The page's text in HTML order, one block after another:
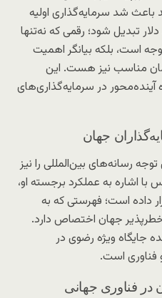
شد سرمایه‌گذاری اولیه
معادل ۳ میلیارد دلار تبدیل شود؛ رقمی که نه‌تنها
است، بلکه بیانگر اهمیت
مناسب نیز هست. این
آینده‌محور در سرمایه‌گذاری‌های
جهان
رسانه‌های بین‌المللی را نیز
اشاره به عملکرد برجسته او،
داده است؛ فهرستی که به
جهان اختصاص دارد.
جایگاه ویژه رضوی در
فناوری است.
در فناوری جهانی